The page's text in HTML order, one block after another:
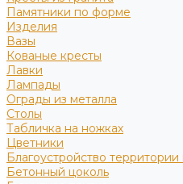
Памятники по форме
Изделия
Вазы
Кованые кресты
Лавки
Лампады
Ограды из металла
Столы
Табличка на ножках
Цветники
Благоустройство
Бетонный цоколь